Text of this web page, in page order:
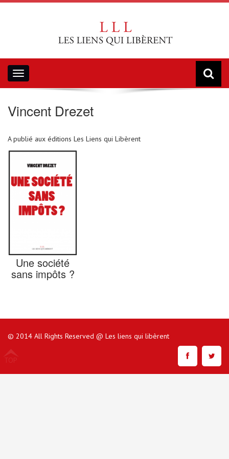
Toggle
navigation
Vincent Drezet
A publié aux éditions Les Liens qui Libèrent
Une société
sans impôts ?
© 2014 All Rights Reserved @ Les liens qui libèrent
TOP